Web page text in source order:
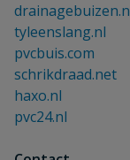
tyleenslang.nl
pvcbuis.com
schrikdraad.net
haxo.nl
pvc24.nl